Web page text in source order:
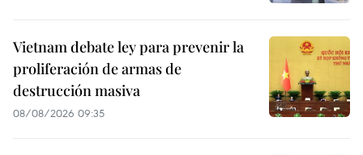
Vietnam debate ley para prevenir la
proliferación de armas de
destrucción masiva
08/08/2026 09:35